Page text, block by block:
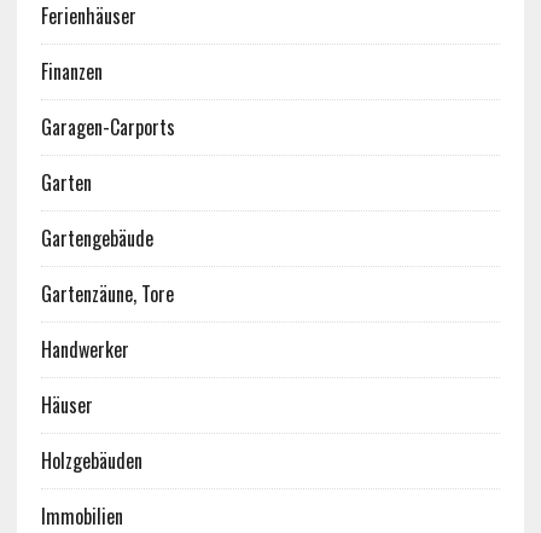
Ferienhäuser
Finanzen
Garagen-Carports
Garten
Gartengebäude
Gartenzäune, Tore
Handwerker
Häuser
Holzgebäuden
Immobilien